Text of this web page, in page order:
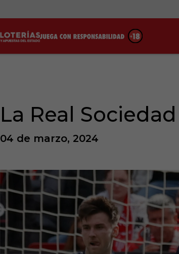
La Real
04 de marzo, 2024